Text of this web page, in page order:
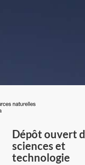
du
Canada
Dépôt ouvert
sciences et
technologie